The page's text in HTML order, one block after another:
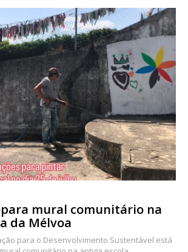
mural comunitário na
da Mélvoa
para o Desenvolvimento Sustentável está